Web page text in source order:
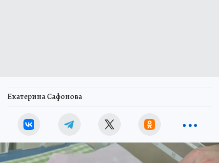
Екатерина Сафонова